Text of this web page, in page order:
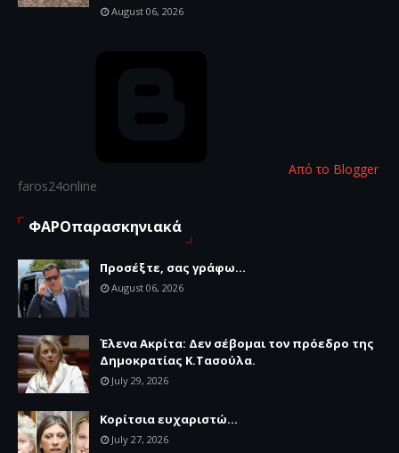
August 06, 2026
Από το Blogger
faros24online
ΦΑΡΟπαρασκηνιακά
Προσέξτε, σας γράφω...
August 06, 2026
Έλενα Ακρίτα: Δεν σέβομαι τον πρόεδρο της
Δημοκρατίας Κ.Τασούλα.
July 29, 2026
Κορίτσια ευχαριστώ...
July 27, 2026